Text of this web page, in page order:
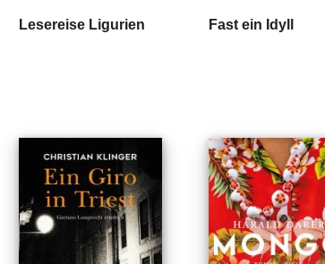
Lesereise Ligurien Fast ein Idyll